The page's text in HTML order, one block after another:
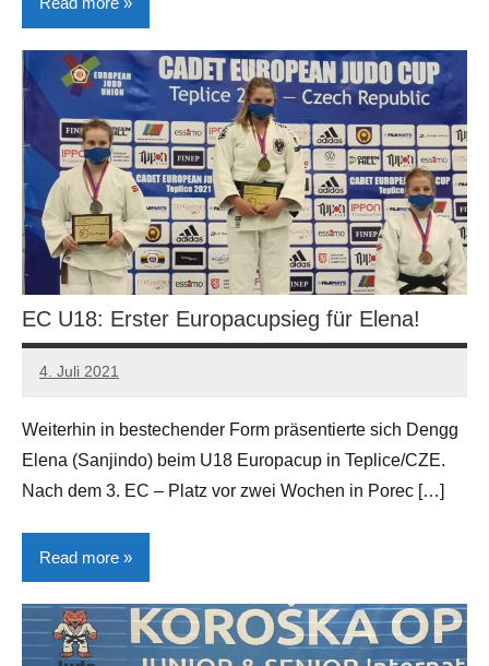
Allgemein
EC U18: Erster Europacupsieg für Elena!
4. Juli 2021
Manfred
Weiterhin in bestechender Form präsentierte sich Dengg
Elena (Sanjindo) beim U18 Europacup in Teplice/CZE.
Nach dem 3. EC – Platz vor zwei Wochen in Porec […]
Read more
Allgemein